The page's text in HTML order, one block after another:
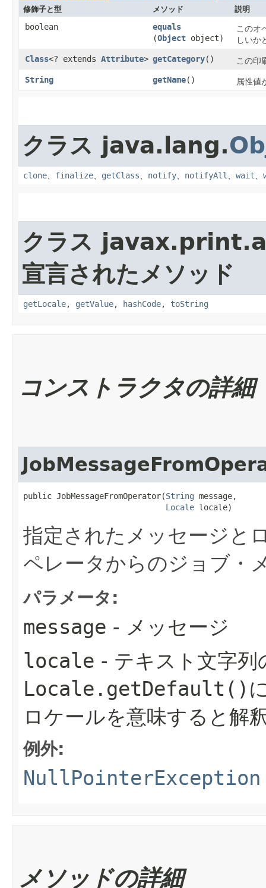
修飾子と型 メソッド 説明
boolean equals
(Object object)
このオ
しいか
Class<? extends Attribute> getCategory() この印
String getName() 属性値
クラス java.lang.
clone、 finalize、 getClass、 notify、 notifyAll、 wait、
クラス
宣言されたメソッド
getLocale, getValue, hashCode, toString
コンストラクタの詳細
public JobMessageFromOperator​(String message,
Locale locale)
指定されたメッセージと
ペレータからのジョブ・
パラメータ:
message - メッセージ
locale - テキスト文字列
Locale.getDefault()
ロケールを意味すると解
例外:
NullPointerException
メソッドの詳細